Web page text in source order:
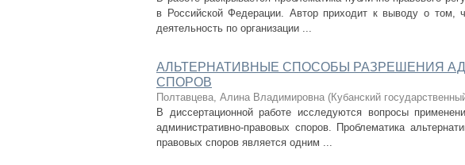
в Российской Федерации. Автор приходит к выводу о том,
деятельность по организации ...
АЛЬТЕРНАТИВНЫЕ СПОСОБЫ РАЗРЕШЕНИЯ
СПОРОВ
Полтавцева, Алина Владимировна (Кубанский
В диссертационной работе исследуются вопросы
административно-правовых споров. Проблематика
правовых споров является одним ...